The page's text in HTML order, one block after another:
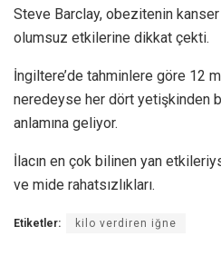
Steve Barclay, obezitenin
olumsuz etkilerine dikkat çekti.
İngiltere’de tahminlere göre 12
neredeyse her dört yetişkinden
anlamına geliyor.
İlacın en çok bilinen yan
ve mide rahatsızlıkları.
Etiketler: kilo verdiren iğne